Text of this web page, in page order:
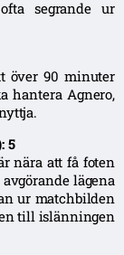
segrande ur
över 90 minuter
hantera Agnero,
5
nära att få foten
lägena
ur matchbilden
till islänningen